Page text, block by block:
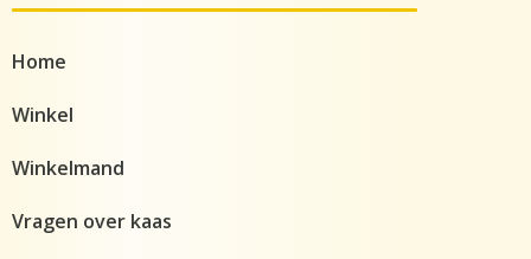
Home
Winkel
Winkelmand
Vragen over kaas